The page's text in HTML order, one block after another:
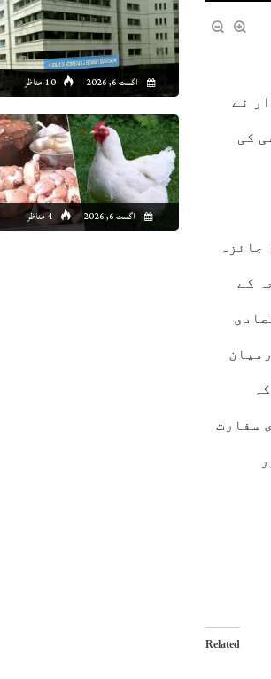
اگست 6, 2026 10 مناظر
اگست 6, 2026 4 مناظر
نے
کی
کے
سفارت
Related